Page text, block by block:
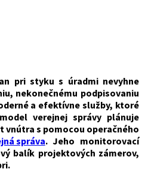
pri styku s úradmi nevyhne
nekonečnému podpisovaniu
a efektívne služby, ktoré
verejnej správy plánuje
vnútra s pomocou operačného
správa. Jeho monitorovací
balík projektových zámerov,